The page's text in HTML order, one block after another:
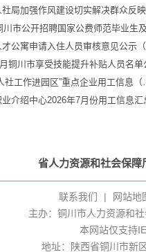
社局加强作风建设切实解决群众反
川市公开招聘国家公费师范毕业生
才公寓申请入住人员审核意见公示
铜川市享受技能提升补贴人员名单
社工作进园区”重点企业用工信息
介绍中心2026年7月份用工信息汇
省人力资源和社会保障
联系我们 | 网站地
主办：铜川市人力资源和
本网站仅支持
地址：陕西省铜川市新